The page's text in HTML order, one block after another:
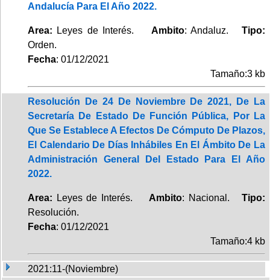
Andalucía Para El Año 2022.
Area: Leyes de Interés. Ambito: Andaluz.Tipo:
Orden.
Fecha: 01/12/2021
Tamaño:3 kb
Resolución De 24 De Noviembre De 2021, De La
Secretaría De Estado De Función Pública, Por La
Que Se Establece A Efectos De Cómputo De Plazos,
El Calendario De Días Inhábiles En El Ámbito De La
Administración General Del Estado Para El Año
2022.
Area: Leyes de Interés. Ambito: Nacional.Tipo:
Resolución.
Fecha: 01/12/2021
Tamaño:4 kb
2021:11-(Noviembre)